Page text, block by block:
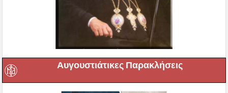
Αυγουστιάτικες Παρακλήσεις